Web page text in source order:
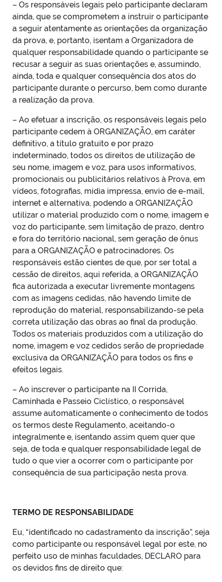
– Os responsáveis legais pelo participante declaram
ainda, que se comprometem a instruir o participante
a seguir atentamente as orientações da organização
da prova, e, portanto, isentam a Organizadora de
qualquer responsabilidade quando o participante se
recusar a seguir as suas orientações e, assumindo,
ainda, toda e qualquer consequência dos atos do
participante durante o percurso, bem como durante
a realização da prova.
– Ao efetuar a inscrição, os responsáveis legais pelo
participante cedem à ORGANIZAÇÃO, em caráter
definitivo, a título gratuito e por prazo
indeterminado, todos os direitos de utilização de
seu nome, imagem e voz, para usos informativos,
promocionais ou publicitários relativos à Prova, em
vídeos, fotografias, mídia impressa, envio de e-mail,
internet e alternativa, podendo a ORGANIZAÇÃO
utilizar o material produzido com o nome, imagem e
voz do participante, sem limitação de prazo, dentro
e fora do território nacional, sem geração de ônus
para a ORGANIZAÇÃO e patrocinadores. Os
responsáveis estão cientes de que, por ser total a
cessão de direitos, aqui referida, a ORGANIZAÇÃO
fica autorizada a executar livremente montagens
com as imagens cedidas, não havendo limite de
reprodução do material, responsabilizando-se pela
correta utilização das obras ao final da produção.
Todos os materiais produzidos com a utilização do
nome, imagem e voz cedidos serão de propriedade
exclusiva da ORGANIZAÇÃO para todos os fins e
efeitos legais.
– Ao inscrever o participante na II Corrida,
Caminhada e Passeio Ciclístico, o responsável
assume automaticamente o conhecimento de todos
os termos deste Regulamento, aceitando-o
integralmente e, isentando assim quem quer que
seja, de toda e qualquer responsabilidade legal de
tudo o que vier a ocorrer com o participante por
consequência de sua participação nesta prova.
TERMO DE RESPONSABILIDADE
Eu, “identificado no cadastramento da inscrição”, seja
como participante ou responsável legal por este, no
perfeito uso de minhas faculdades, DECLARO para
os devidos fins de direito que: